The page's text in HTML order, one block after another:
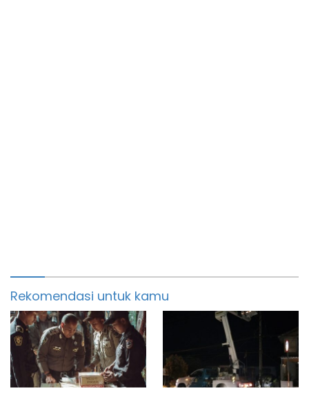
Rekomendasi untuk kamu